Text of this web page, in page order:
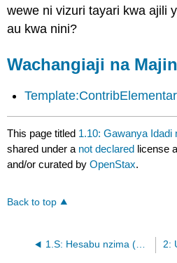
wewe ni vizuri tayari kwa ajili
au kwa nini?
Wachangiaji na
This page titled 1.10: Gawanya Idadi
shared under a not declared license
and/or curated byOpenStax.
Back to top
1.S: Hesabu nzima (muhtasari)